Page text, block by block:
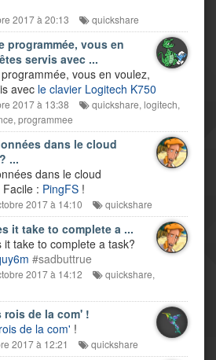
2017 à 20:13 quickshare
programmée, vous en
servis avec ...
vous en voulez,
avec le clavier Logitech K750
2017 à 13:38 quickshare, logitech,
, programmee
dans le cloud
...
dans le cloud
: PingFS !
2017 à 14:10 quickshare
it take to complete a ...
it take to complete a task?
#sadbuttrue
2017 à 14:12 quickshare,
rois de la com' !
de la com' !
2017 à 12:21 quickshare